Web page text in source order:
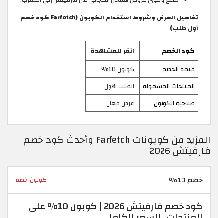
تفاصيل العرض وشروط استخدام الكوبون (Farfetch كود خصم
أول طلب)
كود الخصم
انقر للمشاهدة
قيمة الخصم
كوبون 10%
المنتجات المشمولة
الطلب الاول
صلاحية الكوبون
عرض فعال
المزيد من كوبونات Farfetch وأحدث كود خصم
فارفيتش 2026
خصم 10% كوبون خصم
كود خصم فارفيتش 2026 | كوبون 10% على